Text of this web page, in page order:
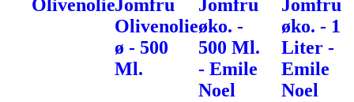
OlivenolieJomfru
Olivenolie
ø - 500
Ml.
Jomfru
øko. -
500 Ml.
- Emile
Noel
Jomfru
øko. - 1
Liter -
Emile
Noel